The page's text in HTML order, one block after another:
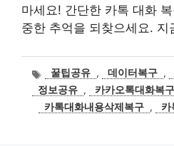
마세요! 간단한 카톡 대화
중한 추억을 되찾으세요. 지
태
그
꿀팁공유 , 데이터복구 ,
정보공유 , 카카오톡대화복
카톡대화내용삭제복구 , 카